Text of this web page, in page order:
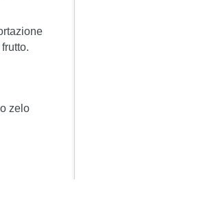
zelo